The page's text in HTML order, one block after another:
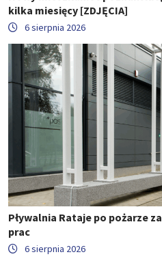
kilka miesięcy [ZDJĘCIA]
6 sierpnia 2026
Pływalnia Rataje po pożarze
prac
6 sierpnia 2026